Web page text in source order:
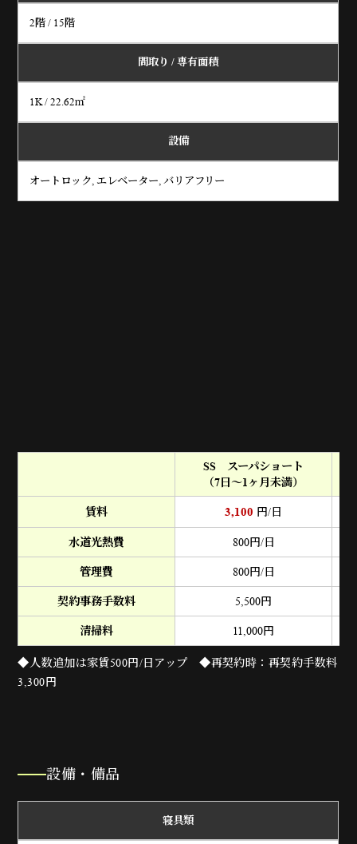
2階 / 15階
間取り / 専有面積
1K / 22.62㎡
設備
オートロック, エレベーター, バリアフリー
SS スーパショート
（7日～1ヶ月未満）
賃料 3,100 円/日
水道光熱費 800円/日
管理費 800円/日
契約事務手数料 5,500円
清掃料 11,000円
◆人数追加は家賃500円/日アップ ◆再契約時：再契約手数料
3,300円
設備・備品
寝具類